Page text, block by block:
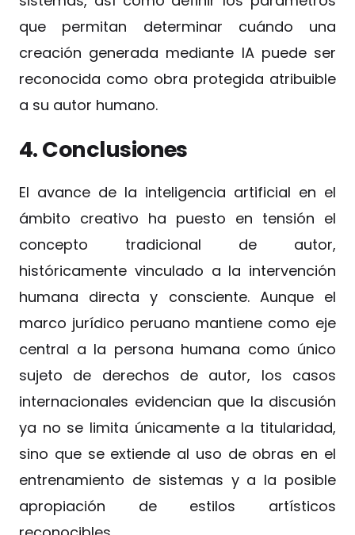
que permitan determinar cuándo una
creación generada mediante IA puede ser
reconocida como obra protegida atribuible
a su autor humano.
4. Conclusiones
El avance de la inteligencia artificial en el
ámbito creativo ha puesto en tensión el
concepto tradicional de autor,
históricamente vinculado a la intervención
humana directa y consciente. Aunque el
marco jurídico peruano mantiene como eje
central a la persona humana como único
sujeto de derechos de autor, los casos
internacionales evidencian que la discusión
ya no se limita únicamente a la titularidad,
sino que se extiende al uso de obras en el
entrenamiento de sistemas y a la posible
apropiación de estilos artísticos